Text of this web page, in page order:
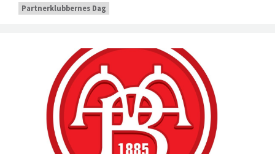
Partnerklubbernes Dag